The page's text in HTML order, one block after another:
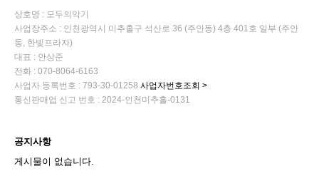
상호명 : 모두의악기
사업장주소 : 인천광역시 미추홀구 석산로 36 (주안동) 4층 401호 일부 (주안
동, 한빛프라자)
대표 : 안상준
전화 : 070-8064-6163
사업자 등록번호 : 793-30-01258 사업자번호조회 >
통신판매업 신고 번호 : 2024-인천미추홀-0131
공지사항
게시물이 없습니다.